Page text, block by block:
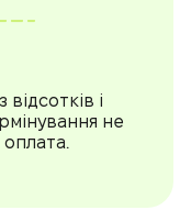
і
не